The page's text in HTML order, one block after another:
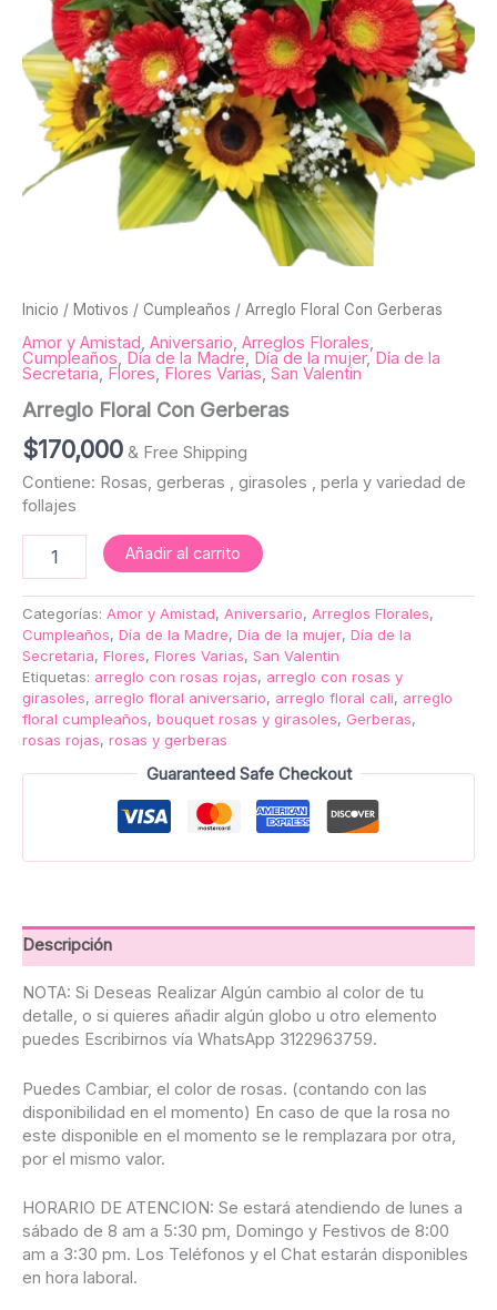
Inicio / Motivos / Cumpleaños / Arreglo Floral Con Gerberas
Amor y Amistad, Aniversario, Arreglos Florales,
Cumpleaños, Día de la Madre, Día de la mujer, Día de la
Secretaria, Flores, Flores Varias, San Valentin
Arreglo Floral Con Gerberas
$170,000 & Free Shipping
Contiene: Rosas, gerberas , girasoles , perla y variedad de
follajes
Añadir al carrito
Categorías: Amor y Amistad, Aniversario, Arreglos Florales,
Cumpleaños, Día de la Madre, Día de la mujer, Día de la
Secretaria, Flores, Flores Varias, San Valentin
Etiquetas: arreglo con rosas rojas, arreglo con rosas y
girasoles, arreglo floral aniversario, arreglo floral cali, arreglo
floral cumpleaños, bouquet rosas y girasoles, Gerberas,
rosas rojas, rosas y gerberas
Guaranteed Safe Checkout
Descripción
NOTA: Si Deseas Realizar Algún cambio al color de tu
detalle, o si quieres añadir algún globo u otro elemento
puedes Escribirnos vía WhatsApp 3122963759.
Puedes Cambiar, el color de rosas. (contando con las
disponibilidad en el momento) En caso de que la rosa no
este disponible en el momento se le remplazara por otra,
por el mismo valor.
HORARIO DE ATENCION: Se estará atendiendo de lunes a
sábado de 8 am a 5:30 pm, Domingo y Festivos de 8:00
am a 3:30 pm. Los Teléfonos y el Chat estarán disponibles
en hora laboral.